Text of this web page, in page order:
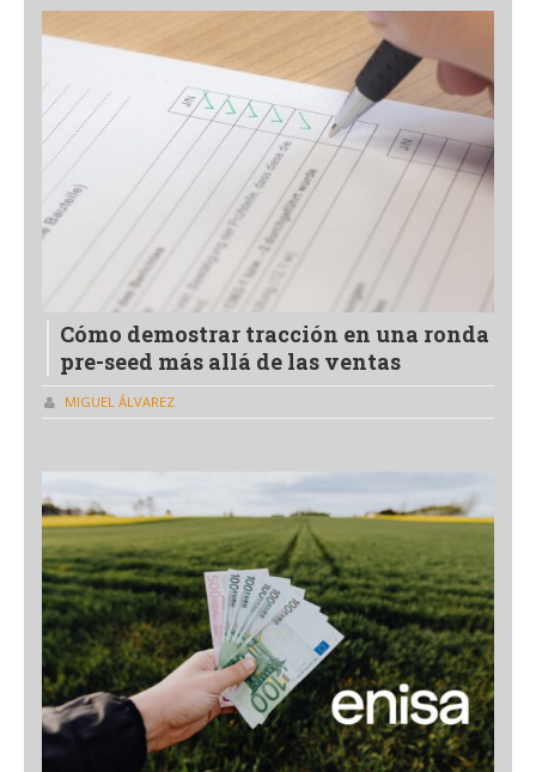
Cómo demostrar tracción en una ronda
pre-seed más allá de las ventas
MIGUEL ÁLVAREZ